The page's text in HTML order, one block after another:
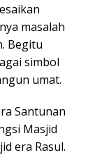
masalah
Begitu
simbol
umat.
Santunan
Masjid
era Rasul.